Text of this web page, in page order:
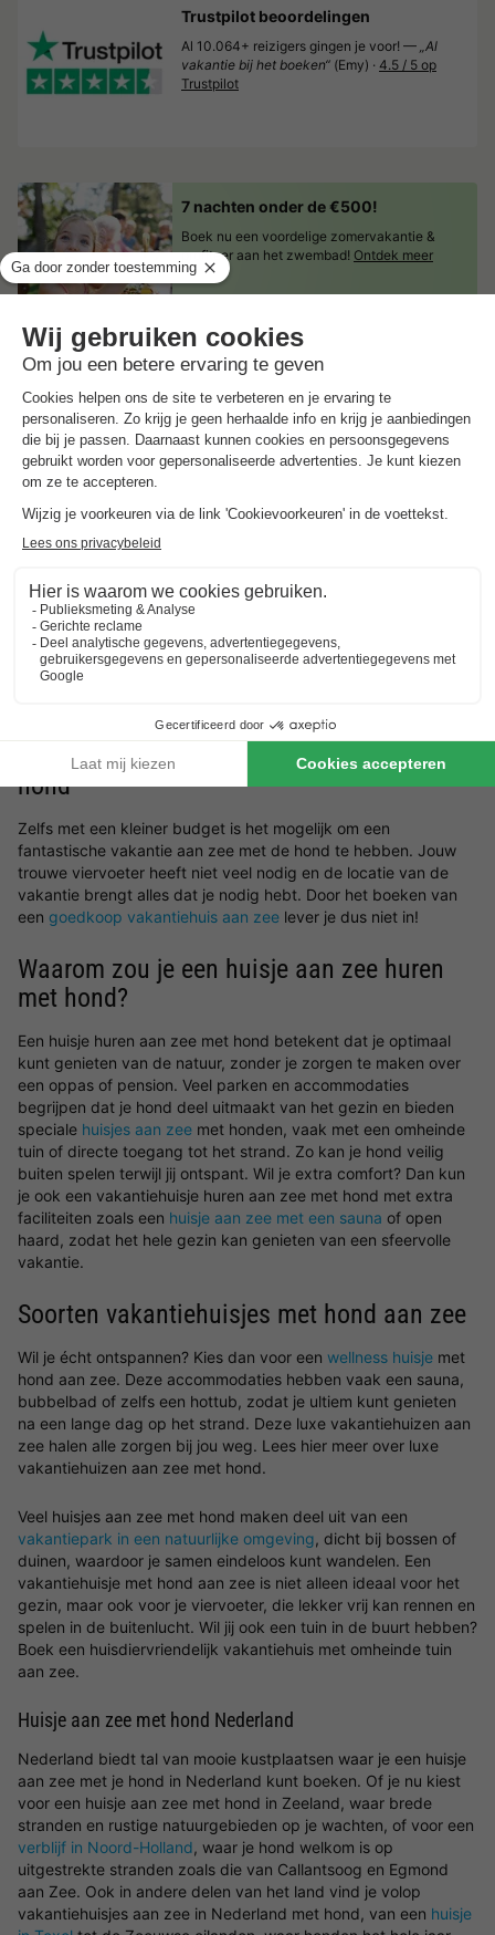
Trustpilot beoordelingen
Al 10.064+ reizigers gingen je voor! — „Al
vakantie bij het boeken“ (Emy) · 4.5 / 5 op
Trustpilot
7 nachten onder de €500!
Boek nu een voordelige zomervakantie &
profiteer aan het zwembad! Ontdek meer
12 345678
Huisje met hond aan zee
strandwandelingen, frisse zeelucht en de vrijheid van een eigen
strandhuisje. Gelukkig zijn er veel vakantiehuisjes aan zee met
hond, waar jouw trouwe viervoeter meer dan welkom is. Of je
nu kiest voor een knusse bungalow, een luxe villa of een
goedkoop vakantiehuisje aan zee met hond, er zijn volop
Goedkoop vakantiehuisje aan zee met
hond​
Zelfs met een kleiner budget is het mogelijk om een
fantastische vakantie aan zee met de hond te hebben. Jouw
trouwe viervoeter heeft niet veel nodig en de locatie van de
vakantie brengt alles dat je nodig hebt. Door het boeken van
een goedkoop vakantiehuis aan zee lever je dus niet in!
Waarom zou je een huisje aan zee huren
met hond?
Een huisje huren aan zee met hond betekent dat je optimaal
kunt genieten van de natuur, zonder je zorgen te maken over
een oppas of pension. Veel parken en accommodaties
begrijpen dat je hond deel uitmaakt van het gezin en bieden
speciale huisjes aan zee met honden, vaak met een omheinde
tuin of directe toegang tot het strand. Zo kan je hond veilig
buiten spelen terwijl jij ontspant. Wil je extra comfort? Dan kun
je ook een vakantiehuisje huren aan zee met hond met extra
faciliteiten zoals een huisje aan zee met een sauna of open
haard, zodat het hele gezin kan genieten van een sfeervolle
vakantie.
Soorten vakantiehuisjes met hond aan zee
Wil je écht ontspannen? Kies dan voor een wellness huisje met
hond aan zee. Deze accommodaties hebben vaak een sauna,
bubbelbad of zelfs een hottub, zodat je ultiem kunt genieten
na een lange dag op het strand. Deze luxe vakantiehuizen aan
zee halen alle zorgen bij jou weg. Lees hier meer over luxe
vakantiehuizen aan zee met hond.
Veel huisjes aan zee met hond maken deel uit van een
vakantiepark in een natuurlijke omgeving, dicht bij bossen of
duinen, waardoor je samen eindeloos kunt wandelen. Een
vakantiehuisje met hond aan zee is niet alleen ideaal voor het
gezin, maar ook voor je viervoeter, die lekker vrij kan rennen en
spelen in de buitenlucht. Wil jij ook een tuin in de buurt hebben?
Boek een huisdiervriendelijk vakantiehuis met omheinde tuin
aan zee.
Huisje aan zee met hond Nederland
Nederland biedt tal van mooie kustplaatsen waar je een huisje
aan zee met je hond in Nederland kunt boeken. Of je nu kiest
voor een huisje aan zee met hond in Zeeland, waar brede
stranden en rustige natuurgebieden op je wachten, of voor een
verblijf in Noord-Holland, waar je hond welkom is op
uitgestrekte stranden zoals die van Callantsoog en Egmond
aan Zee. Ook in andere delen van het land vind je volop
vakantiehuisjes aan zee in Nederland met hond, van een huisje